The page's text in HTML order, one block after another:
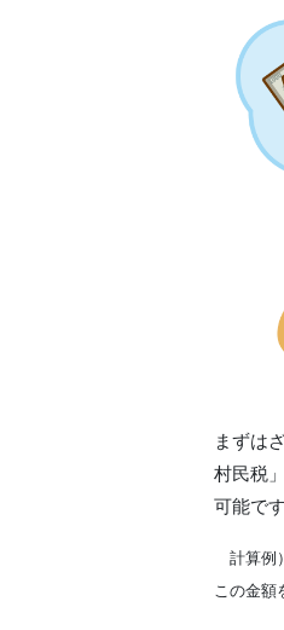
まずは
村民税
可能です
計算例
この金額